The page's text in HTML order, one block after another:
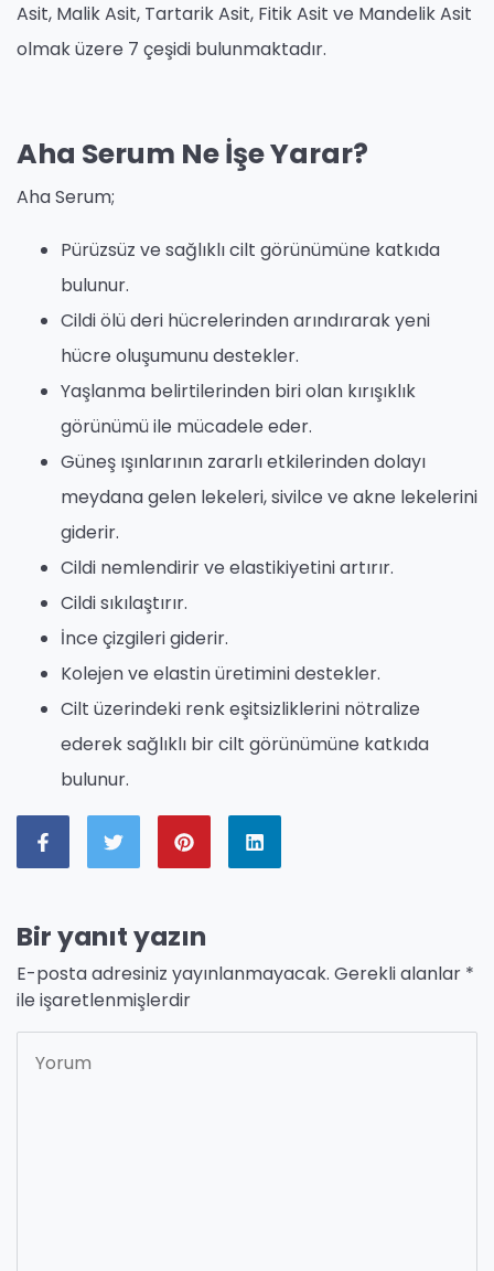
Asit, Malik Asit, Tartarik Asit, Fitik Asit ve Mandelik Asit
olmak üzere 7 çeşidi bulunmaktadır.
Aha Serum Ne İşe Yarar?
Aha Serum;
Pürüzsüz ve sağlıklı cilt görünümüne katkıda
bulunur.
Cildi ölü deri hücrelerinden arındırarak yeni
hücre oluşumunu destekler.
Yaşlanma belirtilerinden biri olan kırışıklık
görünümü ile mücadele eder.
Güneş ışınlarının zararlı etkilerinden dolayı
meydana gelen lekeleri, sivilce ve akne lekelerini
giderir.
Cildi nemlendirir ve elastikiyetini artırır.
Cildi sıkılaştırır.
İnce çizgileri giderir.
Kolejen ve elastin üretimini destekler.
Cilt üzerindeki renk eşitsizliklerini nötralize
ederek sağlıklı bir cilt görünümüne katkıda
bulunur.
Bir yanıt yazın
E-posta adresiniz yayınlanmayacak. Gerekli alanlar *
ile işaretlenmişlerdir